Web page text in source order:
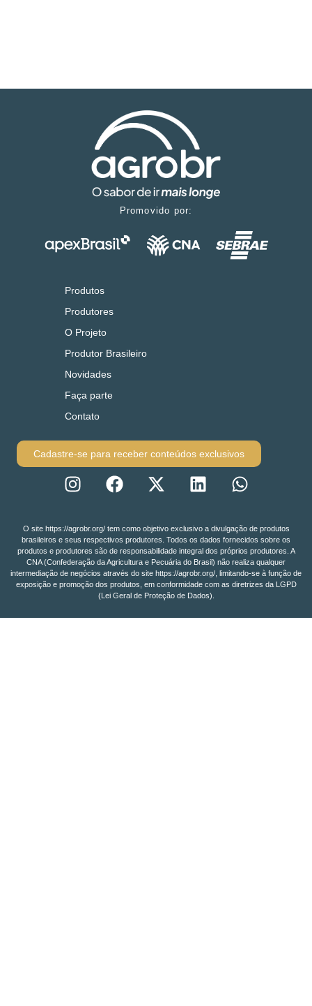
Promovido por:
Produtos
Produtores
O Projeto
Produtor Brasileiro
Novidades
Faça parte
Contato
Cadastre-se para receber conteúdos exclusivos
O site https://agrobr.org/ tem como objetivo exclusivo a divulgação de produtos
brasileiros e seus respectivos produtores. Todos os dados fornecidos sobre os
produtos e produtores são de responsabilidade integral dos próprios produtores. A
CNA (Confederação da Agricultura e Pecuária do Brasil) não realiza qualquer
intermediação de negócios através do site https://agrobr.org/, limitando-se à função de
exposição e promoção dos produtos, em conformidade com as diretrizes da LGPD
(Lei Geral de Proteção de Dados).